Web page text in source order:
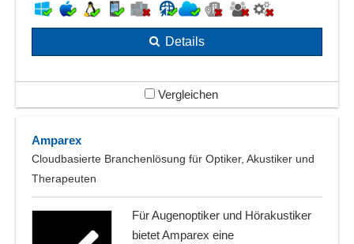
Details
Vergleichen
Amparex
Cloudbasierte Branchenlösung für Optiker, Akustiker und
Therapeuten
Für Augenoptiker und Hörakustiker
bietet Amparex eine